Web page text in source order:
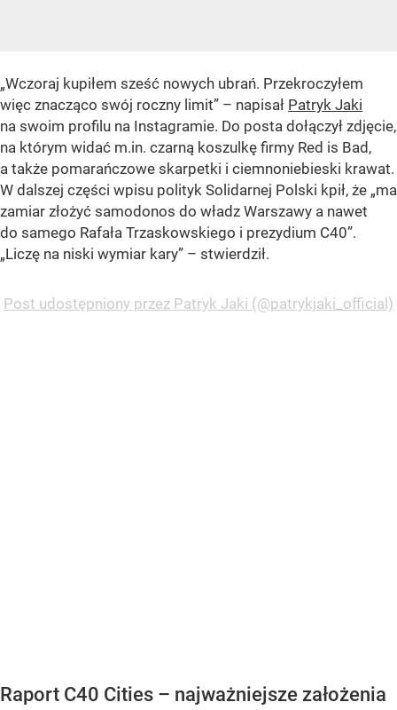
„Wczoraj kupiłem sześć nowych ubrań. Przekroczyłem
więc znacząco swój roczny limit” – napisał Patryk Jaki
na swoim profilu na Instagramie. Do posta dołączył zdjęcie,
na którym widać m.in. czarną koszulkę firmy Red is Bad,
a także pomarańczowe skarpetki i ciemnoniebieski krawat.
W dalszej części wpisu polityk Solidarnej Polski kpił, że „ma
zamiar złożyć samodonos do władz Warszawy a nawet
do samego Rafała Trzaskowskiego i prezydium C40”.
„Liczę na niski wymiar kary” – stwierdził.
Post udostępniony przez Patryk Jaki (@patrykjaki_official)
Raport C40 Cities – najważniejsze założenia